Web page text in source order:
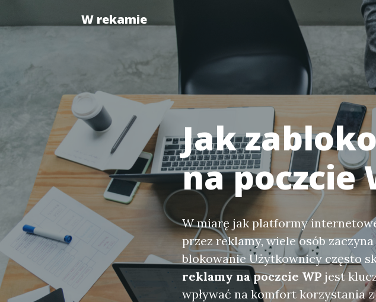
W rekamie
Jak
na poczcie
W miarę jak platformy
przez reklamy, wiele osób
blokowanie Użytkownicy często
reklamy na poczcie WP jest
wpływać na komfort korzystania